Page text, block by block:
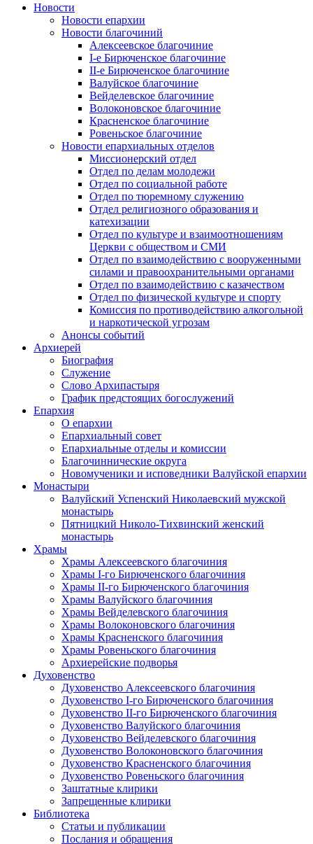
Новости
Новости епархии
Новости благочиний
Алексеевское благочиние
I-е Бирюченское благочиние
II-е Бирюченское благочиние
Валуйское благочиние
Вейделевское благочиние
Волоконовское благочиние
Красненское благочиние
Ровеньское благочиние
Новости епархиальных отделов
Миссионерский отдел
Отдел по делам молодежи
Отдел по социальной работе
Отдел по тюремному служению
Отдел религиозного образования и
катехизации
Отдел по культуре и взаимоотношениям
Церкви с обществом и СМИ
Отдел по взаимодействию с вооруженными
силами и правоохранительными органами
Отдел по взаимодействию с казачеством
Отдел по физической культуре и спорту
Комиссия по противодействию алкогольной
и наркотической угрозам
Анонсы событий
Архиерей
Биография
Служение
Слово Архипастыря
График предстоящих богослужений
Епархия
О епархии
Епархиальный совет
Епархиальные отделы и комиссии
Благочиннические округа
Новомученики и исповедники Валуйской епархии
Монастыри
Валуйский Успенский Николаевский мужской
монастырь
Пятницкий Николо-Тихвинский женский
монастырь
Храмы
Храмы Алексеевского благочиния
Храмы I-го Бирюченского благочиния
Храмы II-го Бирюченского благочиния
Храмы Валуйского благочиния
Храмы Вейделевского благочиния
Храмы Волоконовского благочиния
Храмы Красненского благочиния
Храмы Ровеньского благочиния
Архиерейские подворья
Духовенство
Духовенство Алексеевского благочиния
Духовенство I-го Бирюченского благочиния
Духовенство II-го Бирюченского благочиния
Духовенство Валуйского благочиния
Духовенство Вейделевского благочиния
Духовенство Волоконовского благочиния
Духовенство Красненского благочиния
Духовенство Ровеньского благочиния
Заштатные клирики
Запрещенные клирики
Библиотека
Статьи и публикации
Послания и обращения